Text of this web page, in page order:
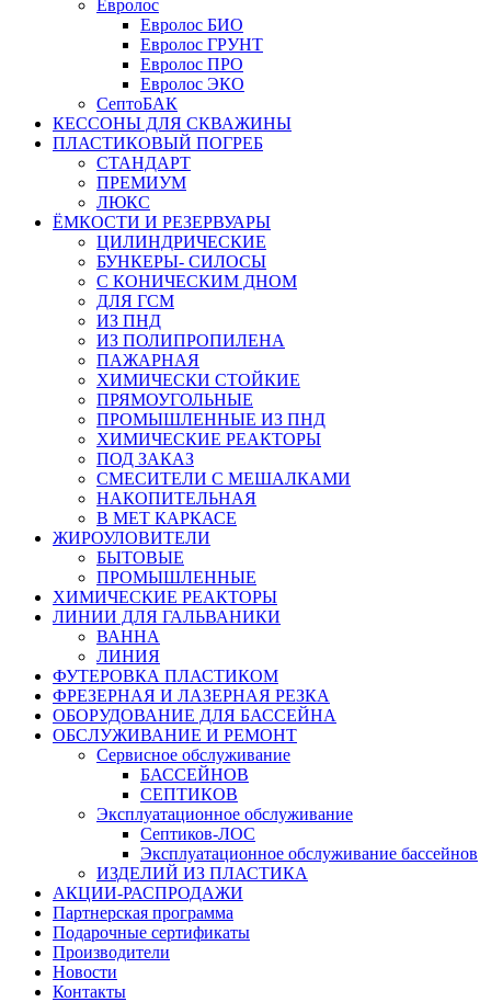
Евролос
Евролос БИО
Евролос ГРУНТ
Евролос ПРО
Евролос ЭКО
СептоБАК
КЕССОНЫ ДЛЯ СКВАЖИНЫ
ПЛАСТИКОВЫЙ ПОГРЕБ
СТАНДАРТ
ПРЕМИУМ
ЛЮКС
ЁМКОСТИ И РЕЗЕРВУАРЫ
ЦИЛИНДРИЧЕСКИЕ
БУНКЕРЫ- СИЛОСЫ
С КОНИЧЕСКИМ ДНОМ
ДЛЯ ГСМ
ИЗ ПНД
ИЗ ПОЛИПРОПИЛЕНА
ПАЖАРНАЯ
ХИМИЧЕСКИ СТОЙКИЕ
ПРЯМОУГОЛЬНЫЕ
ПРОМЫШЛЕННЫЕ ИЗ ПНД
ХИМИЧЕСКИЕ РЕАКТОРЫ
ПОД ЗАКАЗ
СМЕСИТЕЛИ С МЕШАЛКАМИ
НАКОПИТЕЛЬНАЯ
В МЕТ КАРКАСЕ
ЖИРОУЛОВИТЕЛИ
БЫТОВЫЕ
ПРОМЫШЛЕННЫЕ
ХИМИЧЕСКИЕ РЕАКТОРЫ
ЛИНИИ ДЛЯ ГАЛЬВАНИКИ
ВАННА
ЛИНИЯ
ФУТЕРОВКА ПЛАСТИКОМ
ФРЕЗЕРНАЯ И ЛАЗЕРНАЯ РЕЗКА
ОБОРУДОВАНИЕ ДЛЯ БАССЕЙНА
ОБСЛУЖИВАНИЕ И РЕМОНТ
Сервисное обслуживание
БАССЕЙНОВ
СЕПТИКОВ
Эксплуатационное обслуживание
Септиков-ЛОС
Эксплуатационное обслуживание бассейнов
ИЗДЕЛИЙ ИЗ ПЛАСТИКА
АКЦИИ-РАСПРОДАЖИ
Партнерская программа
Подарочные сертификаты
Производители
Новости
Контакты